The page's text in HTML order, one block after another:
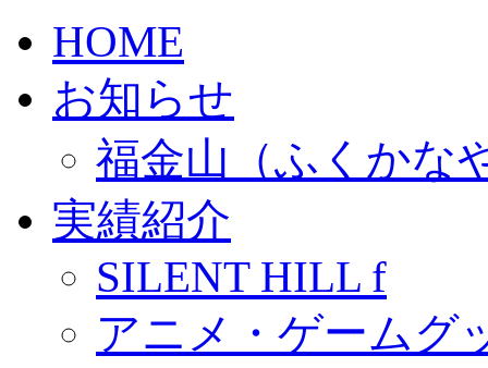
HOME
お知らせ
福金山（ふくかな
実績紹介
SILENT HILL f
アニメ・ゲームグ